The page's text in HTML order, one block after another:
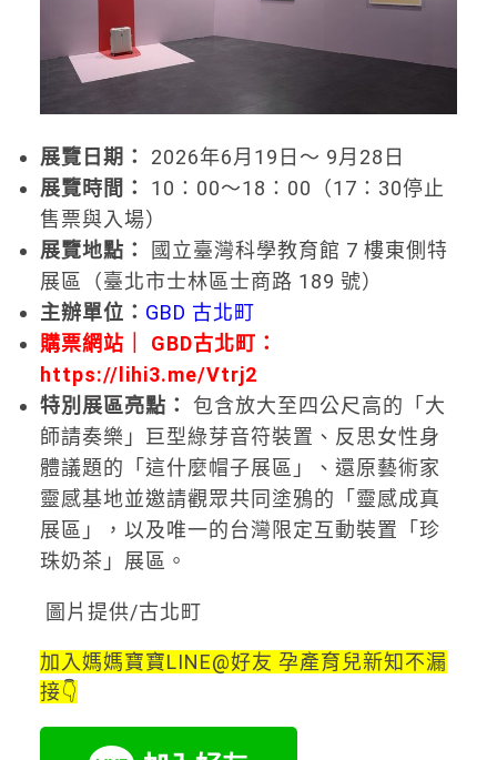
展覽日期：
2026年6月19日～ 9月28日
展覽時間：
10：00～18：00（17：30停止
售票與入場）
展覽地點：
國立臺灣科學教育館 7 樓東側特
展區（臺北市士林區士商路 189 號）
主辦單位： GBD 古北町
購票網站｜ GBD古北町：
https://lihi3.me/Vtrj2
特別展區亮點：
包含放大至四公尺高的「大
師請奏樂」巨型綠芽音符裝置、反思女性身
體議題的「這什麼帽子展區」、還原藝術家
靈感基地並邀請觀眾共同塗鴉的「靈感成真
展區」，以及唯一的台灣限定互動裝置「珍
珠奶茶」展區。
圖片提供/古北町
加入媽媽寶寶LINE@好友 孕產育兒新知不漏
接👇